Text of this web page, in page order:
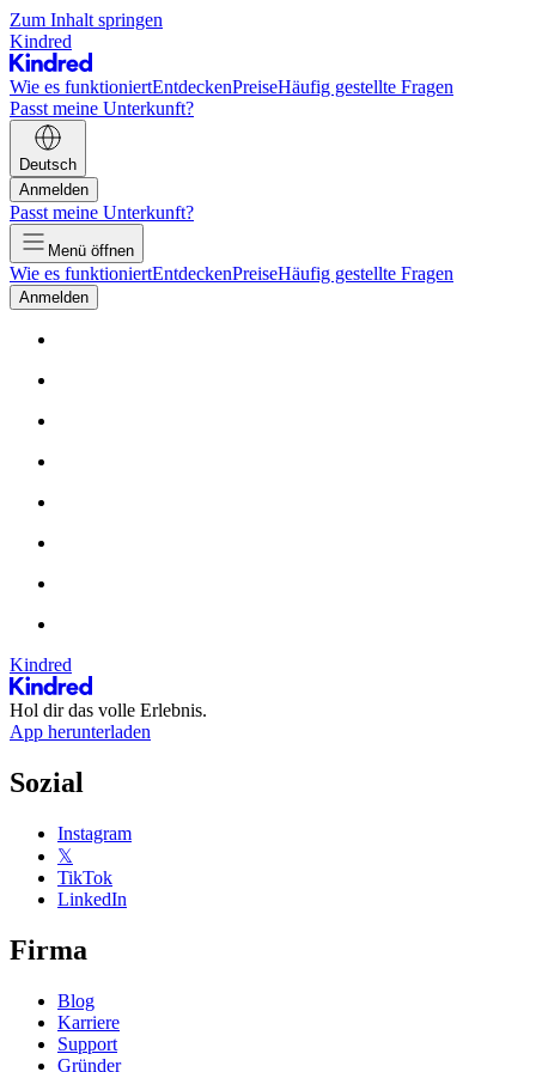
Zum Inhalt springen
Kindred
Wie es funktioniertEntdeckenPreiseHäufig gestellte Fragen
Passt meine Unterkunft?
Deutsch
Anmelden
Passt meine Unterkunft?
Menü öffnen
Wie es funktioniertEntdeckenPreiseHäufig gestellte Fragen
Anmelden
Kindred
Hol dir das volle Erlebnis.
App herunterladen
Sozial
Instagram
𝕏
TikTok
LinkedIn
Firma
Blog
Karriere
Support
Gründer